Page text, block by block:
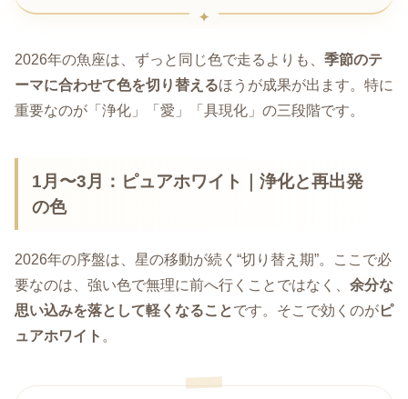
2026年の魚座は、ずっと同じ色で走るよりも、 季節のテ
ーマに合わせて色を切り替えるほうが成果が出ます。特に
重要なのが「浄化」「愛」「具現化」の三段階です。
1月〜3月：ピュアホワイト｜浄化と再出発
の色
2026年の序盤は、星の移動が続く“切り替え期”。ここで必
要なのは、強い色で無理に前へ行くことではなく、 余分な
思い込みを落として軽くなることです。そこで効くのがピ
ュアホワイト 。